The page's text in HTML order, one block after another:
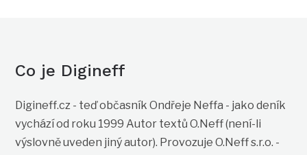
Co je Digineff
Digineff.cz - teď občasník Ondřeje Neffa - jako deník
vychází od roku 1999 Autor textů O.Neff (není-li
výslovně uveden jiný autor). Provozuje O.Neff s.r.o. -